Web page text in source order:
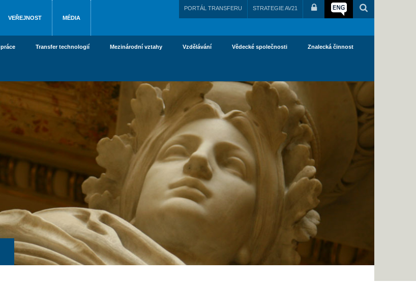
VEŘEJNOST MÉDIA
PORTÁL TRANSFERU STRATEGIE AV21
Transfer technologií Mezinárodní vztahy Vzdělávání Vědecké společnosti Znalecká činnost